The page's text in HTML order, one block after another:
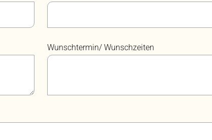
Wunschtermin/ Wunschzeiten